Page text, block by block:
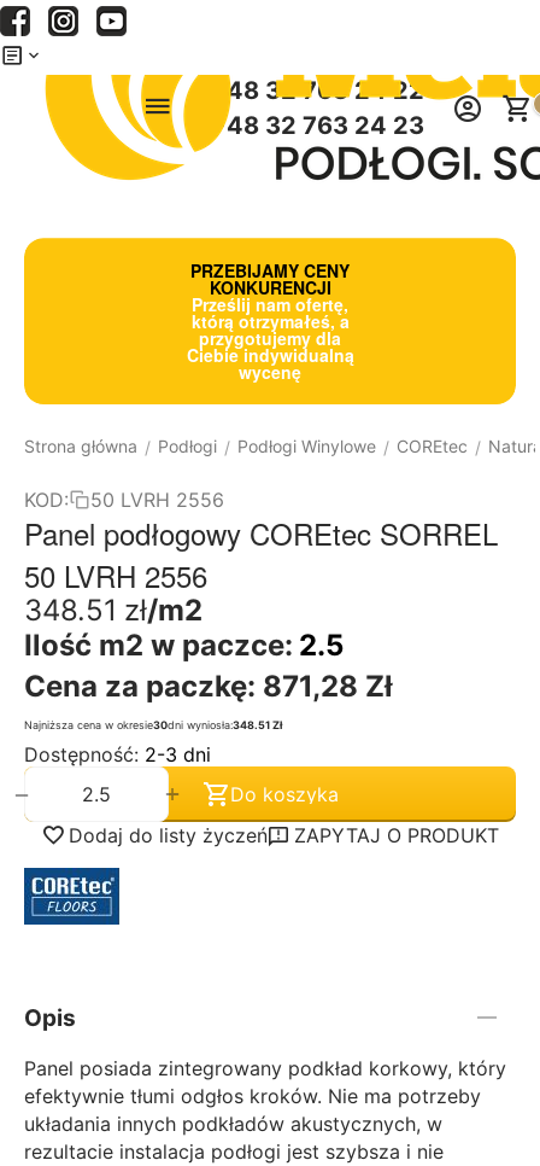
+48 32 763 24 22
+48 32 763 24 23
PRZEBIJAMY CENY
KONKURENCJI
Prześlij nam ofertę,
którą otrzymałeś, a
przygotujemy dla
Ciebie indywidualną
wycenę
Strona główna / Podłogi / Podłogi Winylowe / COREtec /
KOD: 50 LVRH 2556
Panel podłogowy COREtec SORREL
50 LVRH 2556
348.51 zł/m2
Ilość m2 w paczce: 2.5
Cena za paczkę: 871,28 Zł
Najniższa cena w okresie30dni wyniosła:348.51 Zł
Dostępność: 2-3 dni
+
−
Do koszyka
Dodaj do listy życzeń
ZAPYTAJ O PRODUKT
Opis
Panel posiada zintegrowany podkład korkowy, który
efektywnie tłumi odgłos kroków. Nie ma potrzeby
układania innych podkładów akustycznych, w
rezultacie instalacja podłogi jest szybsza i nie